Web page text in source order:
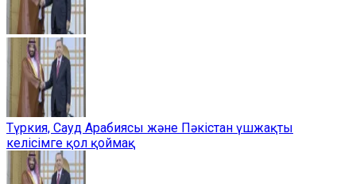
Түркия, Сауд Арабиясы және Пәкістан үшжақты
келісімге қол қоймақ